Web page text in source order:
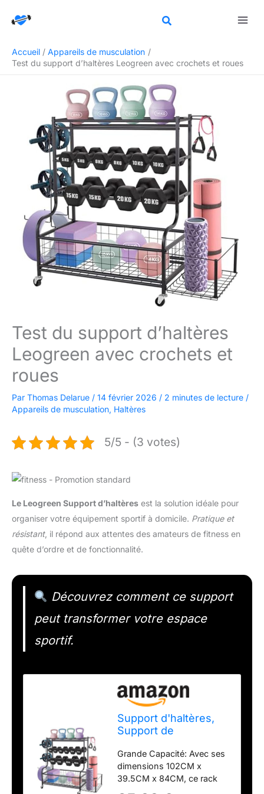
Accueil
Appareils de musculation
Test du support d’haltères Leogreen avec crochets et roues
Test du support d’haltères
Leogreen avec crochets et
roues
Par Thomas Delarue / 14 février 2026 / 2 minutes de lecture /
Appareils de musculation, Haltères
5/5 - (3 votes)
Le Leogreen Support d’haltères est la solution idéale pour
organiser votre équipement sportif à domicile. Pratique et
résistant, il répond aux attentes des amateurs de fitness en
quête d’ordre et de fonctionnalité.
Découvrez comment ce support
peut transformer votre espace
sportif.
Support d'haltères,
Support de
39.5x84CM Avec
Crochets Roues
Grande Capacité​: Avec ses
dimensions ​​102CM x
39.5CM x 84CM​​, ce rack
e
h